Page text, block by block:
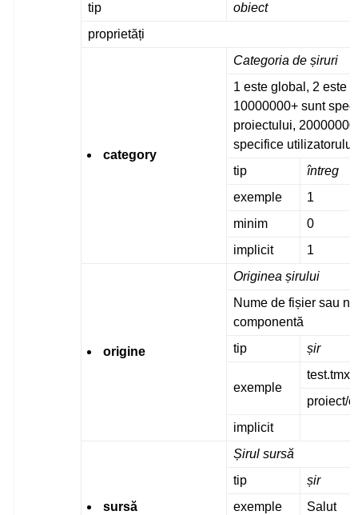
navigation of Instrucțiuni de configurare
tip
obiect
proprietăți
category
Categoria de șiruri
1 este global, 2 este
10000000+ sunt
proiectului,
specifice utilizatorului
tip
întreg
exemple
1
minim
0
implicit
1
origine
Originea șirului
Nume de fișier sau
componentă
tip
șir
exemple
test.tmx
proiect/
implicit
sursă
Șirul sursă
tip
șir
exemple
Salut